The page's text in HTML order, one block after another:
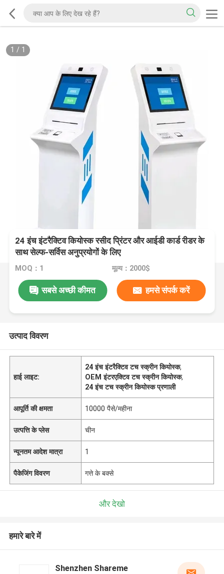
1 / 1
24 इंच इंटरैक्टिव कियोस्क रसीद प्रिंटर और आईडी कार्ड रीडर के
साथ सेल्फ-सर्विस अनुप्रयोगों के लिए
MOQ：1 मूल्य：2000$
सबसे अच्छी कीमत हमसे संपर्क करें
उत्पाद विवरण
हाई लाइट:
24 इंच इंटरैक्टिव टच स्क्रीन कियोस्क,
OEM इंटरएक्टिव टच स्क्रीन कियोस्क,
24 इंच टच स्क्रीन कियोस्क प्रणाली
आपूर्ति की क्षमता 10000 पैसे/महीना
उत्पत्ति के प्लेस चीन
न्यूनतम आदेश मात्रा 1
पैकेजिंग विवरण गत्ते के बक्से
और देखो
हमारे बारे में
Shenzhen Shareme